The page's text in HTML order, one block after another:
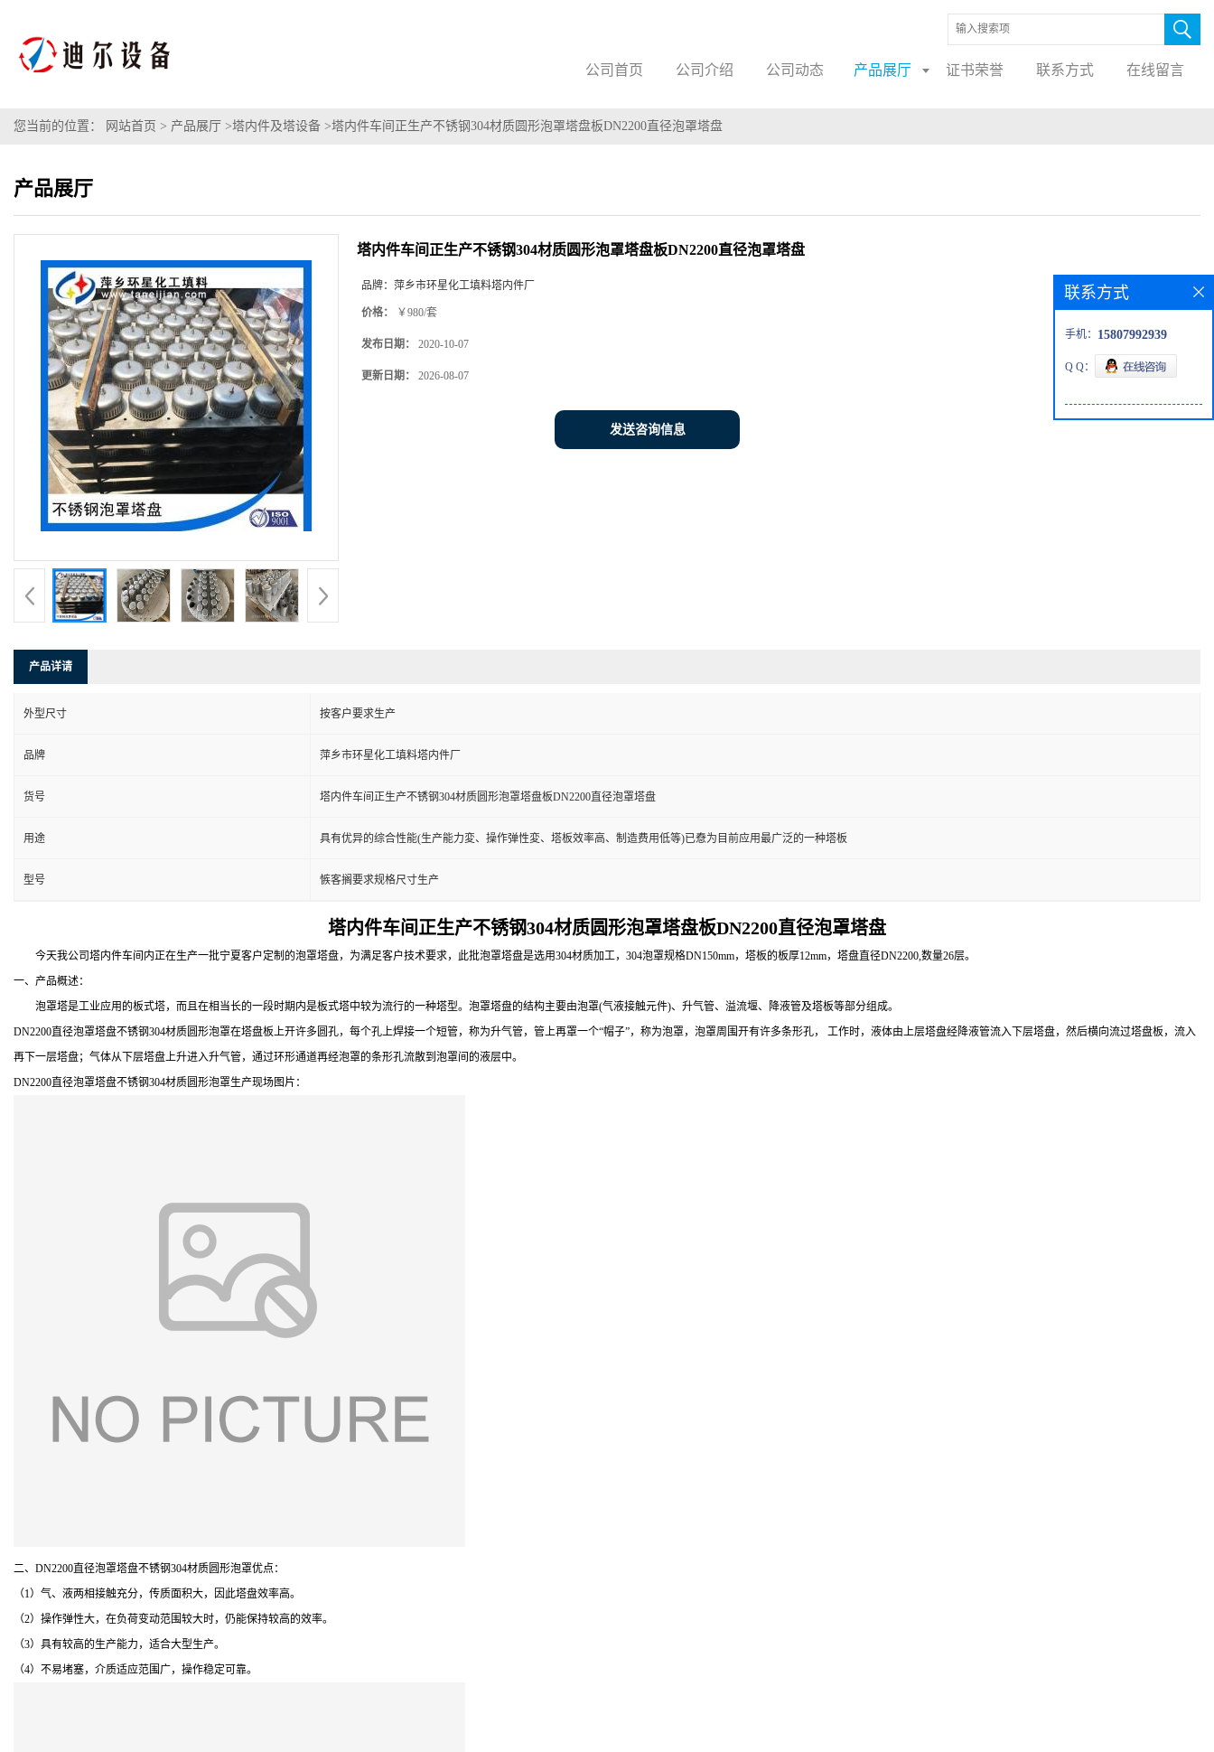
公司首页 公司介绍 公司动态 产品展厅 证书荣誉 联系方式 在线留言
您当前的位置： 网站首页 > 产品展厅 >塔内件及塔设备 >塔内件车间正生产不锈钢304材质圆形泡罩塔盘板DN2200直径泡罩塔盘
产品展厅
塔内件车间正生产不锈钢304材质圆形泡罩塔盘板DN2200直径泡罩塔盘
品牌： 萍乡市环星化工填料塔内件厂
价格： ￥980/套
发布日期： 2020-10-07
更新日期： 2026-08-07
发送咨询信息
产品详请
外型尺寸 按客户要求生产
品牌 萍乡市环星化工填料塔内件厂
货号 塔内件车间正生产不锈钢304材质圆形泡罩塔盘板DN2200直径泡罩塔盘
用途 具有优异的综合性能(生产能力変、操作弹性変、塔板效率高、制造费用低等)已憃为目前应用最广泛的一种塔板
型号 愱客搁要求规格尺寸生产
塔内件车间正生产不锈钢304材质圆形泡罩塔盘板DN2200直径泡罩塔盘
今天我公司塔内件车间内正在生产一批宁夏客户定制的泡罩塔盘，为满足客户技术要求，此批泡罩塔盘是选用304材质加工，304泡罩规格DN150mm，塔板的板厚12mm，塔盘直径DN2200,数量26层。
一、产品概述：
泡罩塔是工业应用的板式塔，而且在相当长的一段时期内是板式塔中较为流行的一种塔型。泡罩塔盘的结构主要由泡罩(气液接触元件)、升气管、溢流堰、降液管及塔板等部分组成。
DN2200直径泡罩塔盘不锈钢304材质圆形泡罩在塔盘板上开许多圆孔，每个孔上焊接一个短管，称为升气管，管上再罩一个“帽子”，称为泡罩，泡罩周围开有许多条形孔， 工作时，液体由上层塔盘经降液管流入下层塔盘，然后横向流过塔盘板，流入
再下一层塔盘；气体从下层塔盘上升进入升气管，通过环形通道再经泡罩的条形孔流散到泡罩间的液层中。
DN2200直径泡罩塔盘不锈钢304材质圆形泡罩生产现场图片：
二、DN2200直径泡罩塔盘不锈钢304材质圆形泡罩优点：
（1）气、液两相接触充分，传质面积大，因此塔盘效率高。
（2）操作弹性大，在负荷变动范围较大时，仍能保持较高的效率。
（3）具有较高的生产能力，适合大型生产。
（4）不易堵塞，介质适应范围广，操作稳定可靠。
联系方式
手机： 15807992939
Q Q：